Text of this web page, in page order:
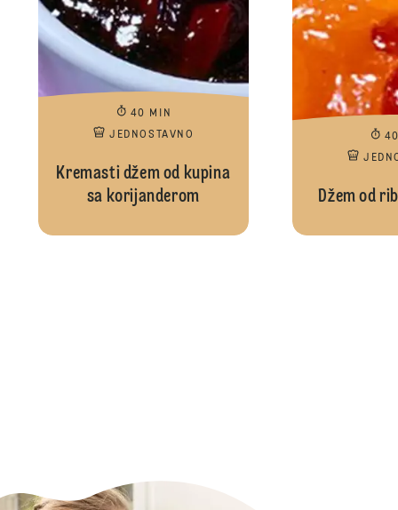
40 MIN
JEDNOSTAVNO
Kremasti džem od kupina
sa korijanderom
Džem od